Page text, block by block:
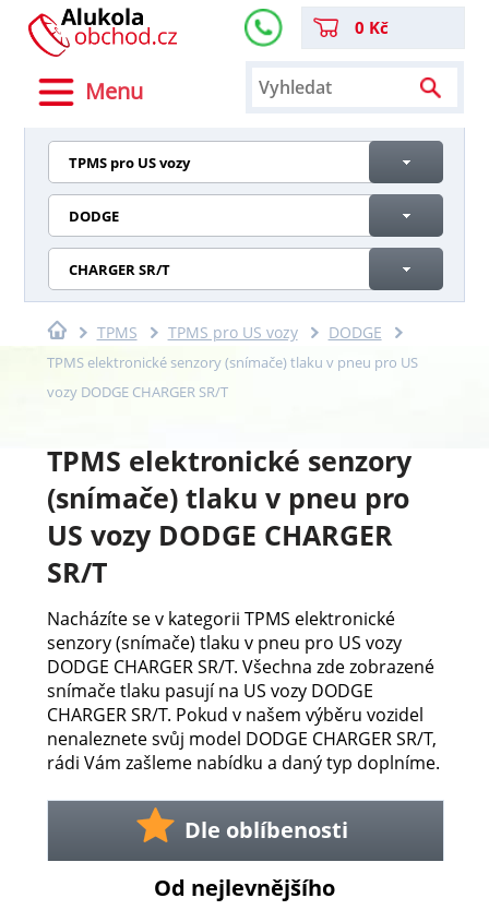
Menu
0 Kč
TPMS pro US vozy
DODGE
CHARGER SR/T
TPMS TPMS pro US vozy DODGE
TPMS elektronické senzory (snímače) tlaku v pneu pro US
vozy DODGE CHARGER SR/T
TPMS elektronické senzory
(snímače) tlaku v pneu pro
US vozy DODGE CHARGER
SR/T
Nacházíte se v kategorii TPMS elektronické
senzory (snímače) tlaku v pneu pro US vozy
DODGE CHARGER SR/T. Všechna zde zobrazené
snímače tlaku pasují na US vozy DODGE
CHARGER SR/T. Pokud v našem výběru vozidel
nenaleznete svůj model DODGE CHARGER SR/T,
rádi Vám zašleme nabídku a daný typ doplníme.
Dle oblíbenosti
Od nejlevnějšího